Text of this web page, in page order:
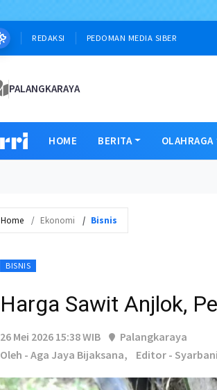
REDAKSI PEDOMAN MEDIA SIBER
PALANGKARAYA
HOME BERITA OLAHRAGA
Home Ekonomi Bisnis
BISNIS
Harga Sawit Anjlok,
26 Mei 2026 15:38 WIB
Palangkaraya
Oleh - Aga Jaya Bijaksana,
Editor - Syarbani